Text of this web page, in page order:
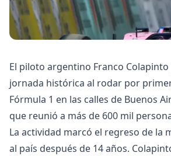
El piloto argentino Franco
jornada histórica al rodar por
Fórmula 1 en las calles de Buenos
que reunió a más de 600 mil
La actividad marcó el regreso de la
al país después de 14 años.